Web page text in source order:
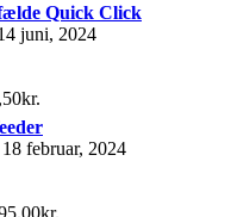
Quick Click
juni, 2024
februar, 2024